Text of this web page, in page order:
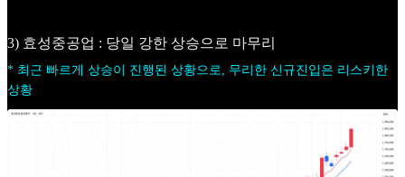
3) 효성중공업 : 당일 강한 상승으로 마무리
* 최근 빠르게 상승이 진행된 상황으로, 무리한 신규진입은 리스키한
상황